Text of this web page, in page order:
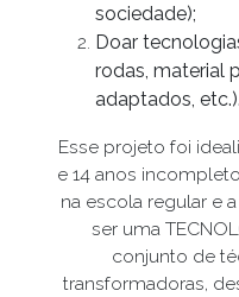
sociedade);
Doar
rodas, material
adaptados, etc.).
Esse projeto foi
e 14 anos
na escola regular e
ser uma
conjunto de
transformadoras,